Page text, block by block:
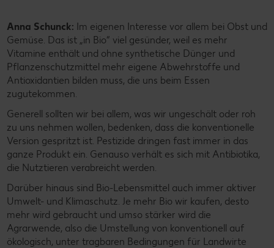
Anna Schunck: Im eigenen Interesse vor allem bei Obst und
Gemüse. Das ist „in Bio“ viel gesünder, weil es mehr
Vitamine enthält und ohne synthetische Dünger und
Pflanzenschutzmittel mehr eigene Abwehrstoffe und
Antioxidantien bilden muss, die uns beim Essen
zugutekommen.
Generell sollten wir bei allem, was wir ungeschält oder roh
zu uns nehmen wollen, bedenken, dass die konventionelle
Version gespritzt ist. Pestizide dringen fast immer in das
ganze Produkt ein. Genauso verhält es sich mit Antibiotika,
die Nutztieren verabreicht werden.
Darüber hinaus sind Bio-Lebensmittel auch immer aktiver
Umwelt- und Klimaschutz. Je mehr Bio wir kaufen, desto
mehr wird gebraucht und umso stärker wird die
Agrarwende, also die Umstellung von konventionell auf
ökologisch, unter tragbaren Bedingungen für Landwirte